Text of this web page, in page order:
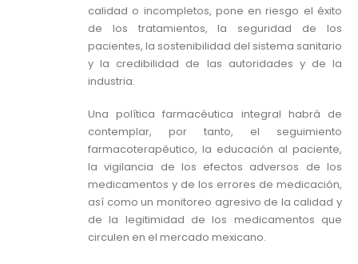
calidad o incompletos, pone en riesgo el éxito
de los tratamientos, la seguridad de los
pacientes, la sostenibilidad del sistema sanitario
y la credibilidad de las autoridades y de la
industria.
Una política farmacéutica integral habrá de
contemplar, por tanto, el seguimiento
farmacoterapéutico, la educación al paciente,
la vigilancia de los efectos adversos de los
medicamentos y de los errores de medicación,
así como un monitoreo agresivo de la calidad y
de la legitimidad de los medicamentos que
circulen en el mercado mexicano.